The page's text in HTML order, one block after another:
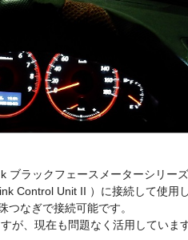
ブラックフェースメーターシリー
Control Unit II ）に接続して使用
つなぎで接続可能です。
が、現在も問題なく活用しています